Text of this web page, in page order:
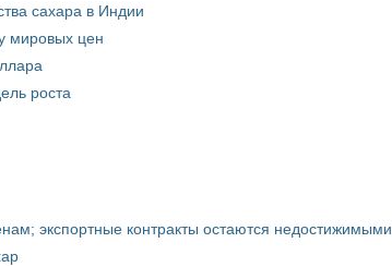
сахара в Индии
мировых цен
роста
экспортные контракты остаются недостижимыми